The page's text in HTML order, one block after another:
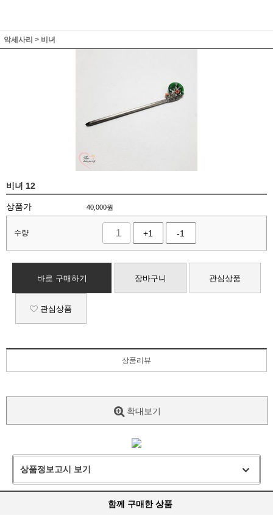
악세사리 > 비녀
비녀 12
상품가 40,000원
수량 +1 -1
바로 구매하기 장바구니 관심상품
관심상품
상품리뷰
확대보기
상품정보고시 보기
함께 구매한 상품